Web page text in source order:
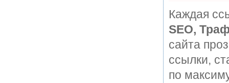
Каждая
SEO,
сайта
ссылки,
по